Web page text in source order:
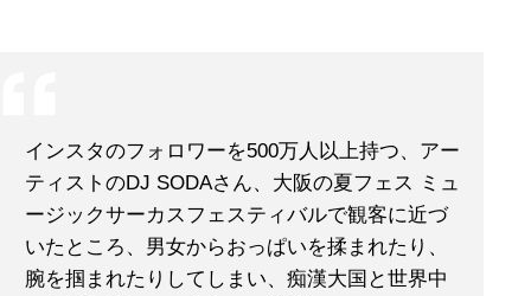
インスタのフォロワーを500万人以上持つ、アー
ティストのDJ SODAさん、大阪の夏フェス ミュ
ージックサーカスフェスティバルで観客に近づ
いたところ、男女からおっぱいを揉まれたり、
腕を掴まれたりしてしまい、痴漢大国と世界中